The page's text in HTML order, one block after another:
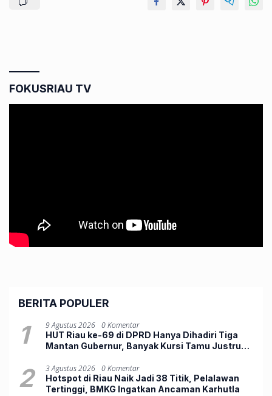
FOKUSRIAU TV
BERITA POPULER
1 9 Agustus 2026 0 Komentar
HUT Riau ke-69 di DPRD Hanya Dihadiri Tiga
Mantan Gubernur, Banyak Kursi Tamu Justru
2 3 Agustus 2026 0 Komentar
Hotspot di Riau Naik Jadi 38 Titik, Pelalawan
Tertinggi, BMKG Ingatkan Ancaman Karhutla